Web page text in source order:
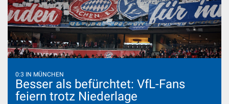
0:3 IN MÜNCHEN
Besser als befürchtet: VfL-Fans
feiern trotz Niederlage